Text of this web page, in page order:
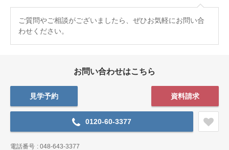
ご質問やご相談がございましたら、ぜひお気軽にお問い合
わせください。
お問い合わせはこちら
見学予約 資料請求
0120-60-3377
電話番号 048-643-3377